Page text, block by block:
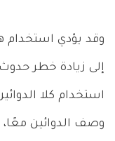
وقد يؤدي استخدام
إلى زيادة خطر حدوث
استخدام كلا
وصف الدوائين معًا،